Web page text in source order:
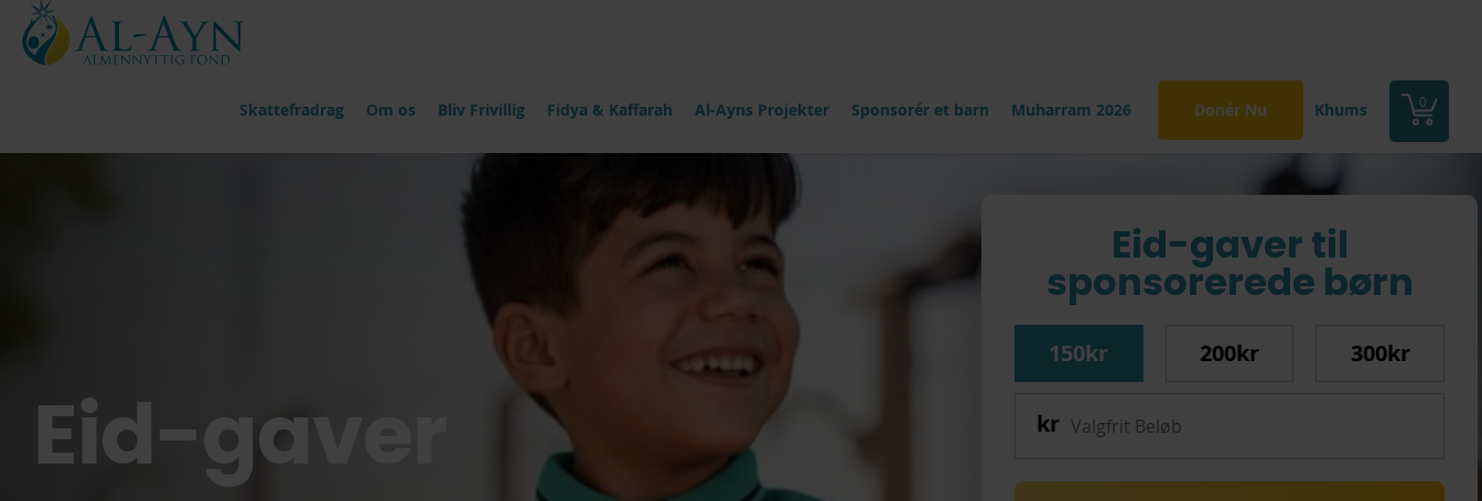
0
Skattefradrag Om os Bliv Frivillig Fidya & Kaffarah Al-Ayns Projekter Sponsorér et barn Muharram 2026 Donér Nu Khums
Eid-gaver
Eid-gaver til
sponsorerede børn
150kr 200kr 300kr